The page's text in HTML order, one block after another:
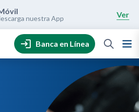
nuestra App Ver
Banca en Línea